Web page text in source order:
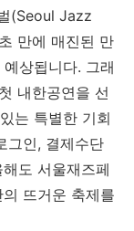
(Seoul Jazz
만에 매진된 만
상됩니다. 그래
내한공연을 선
는 특별한 기회
그인, 결제수단
도 서울재즈페
뜨거운 축제를